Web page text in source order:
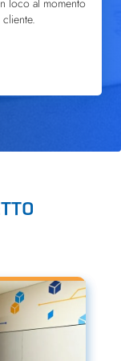
loco al momento